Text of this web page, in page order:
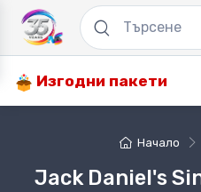
Изгодни пакети
Начало
Jack Daniel's